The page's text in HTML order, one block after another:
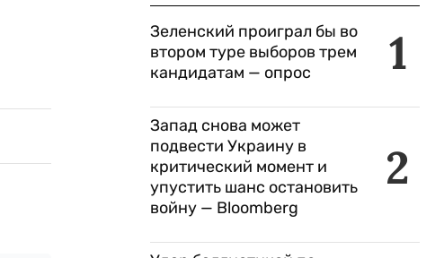
1
Зеленский проиграл бы во
втором туре выборов трем
кандидатам — опрос
2
Запад снова может
подвести Украину в
критический момент и
упустить шанс остановить
войну — Bloomberg